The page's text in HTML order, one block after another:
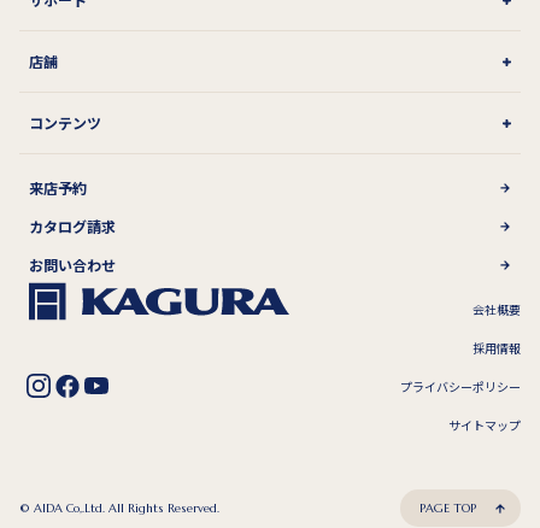
店舗
コンテンツ
来店予約
カタログ請求
お問い合わせ
会社概要
採用情報
プライバシーポリシー
サイトマップ
© AIDA Co,.Ltd. All Rights Reserved. PAGE TOP